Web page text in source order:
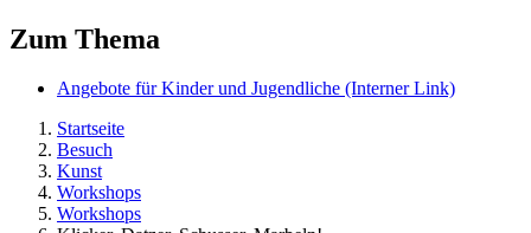
Zum Thema
Angebote für Kinder und Jugendliche (Interner Link)
Startseite
Besuch
Kunst
Workshops
Workshops